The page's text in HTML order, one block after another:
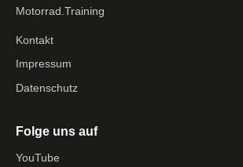
Motorrad.Training
Kontakt
Impressum
Datenschutz
Folge uns auf
YouTube